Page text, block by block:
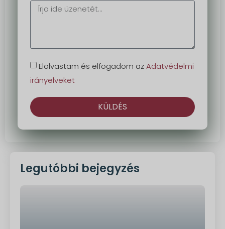
Elolvastam és elfogadom azAdatvédelmi
irányelveket
KÜLDÉS
Legutóbbi bejegyzés